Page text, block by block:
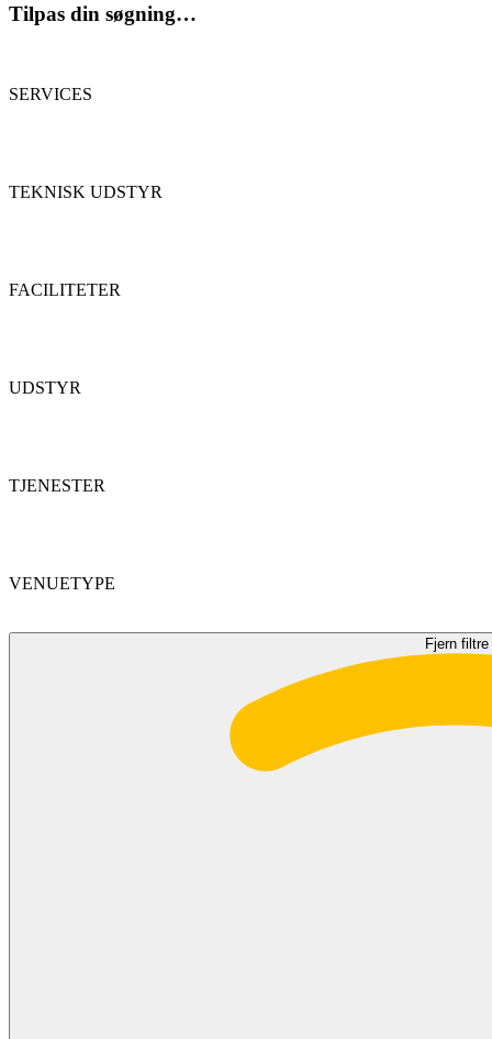
Tilpas din søgning…
SERVICES
TEKNISK UDSTYR
FACILITETER
UDSTYR
TJENESTER
VENUETYPE
Fjern filtre